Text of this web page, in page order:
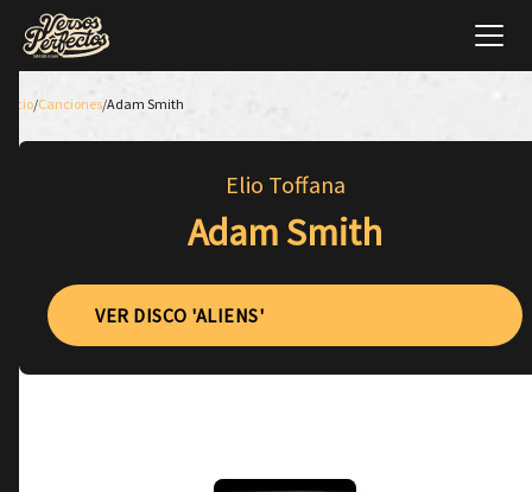
Inicio/Canciones/Adam Smith
Elio Toffana
Adam Smith
VER DISCO 'ALIENS'